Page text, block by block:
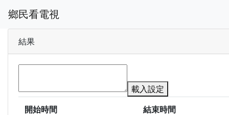
鄉民看電視
結果
載入設定
開始時間
結束時間